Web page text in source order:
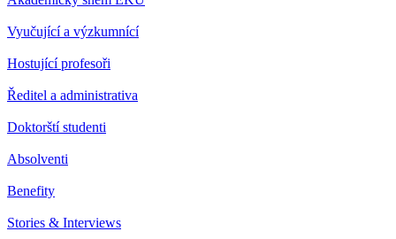
Vyučující a výzkumnící
Hostující profesoři
Ředitel a administrativa
Doktorští studenti
Absolventi
Benefity
Stories & Interviews